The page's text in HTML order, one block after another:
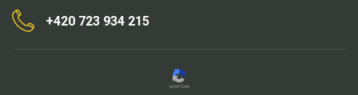
+420 723 934 215